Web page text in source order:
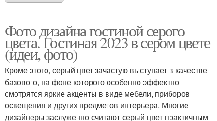
Фото дизайна гостиной серого
цвета. Гостиная 2023 в сером цвете
(идеи, фото)
Кроме этого, серый цвет зачастую выступает в качестве
базового, на фоне которого особенно эффектно
смотрятся яркие акценты в виде мебели, приборов
освещения и других предметов интерьера. Многие
дизайнеры заслуженно считают серый цвет практичным